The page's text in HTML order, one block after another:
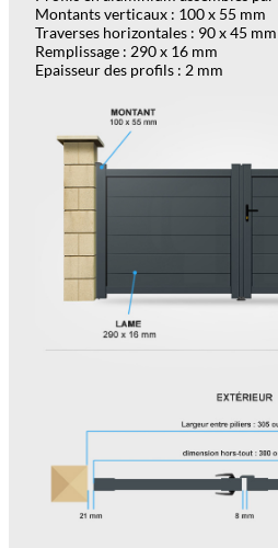
Montants verticaux : 100 x 55 mm
Traverses horizontales : 90 x 45 mm
Remplissage : 290 x 16 mm
Epaisseur des profils : 2 mm